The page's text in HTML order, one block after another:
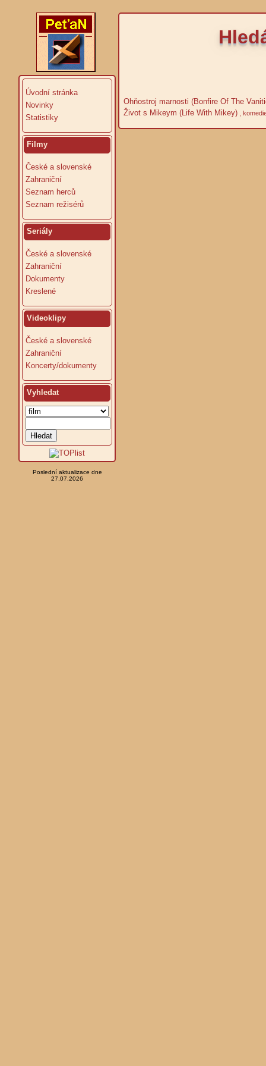
Úvodní stránka
Novinky
Statistiky
Filmy
České a slovenské
Zahraniční
Seznam herců
Seznam režisérů
Seriály
České a slovenské
Zahraniční
Dokumenty
Kreslené
Videoklipy
České a slovenské
Zahraniční
Koncerty/dokumenty
Vyhledat
Poslední aktualizace dne
27.07.2026
Ohňostroj marnosti (Bonfire Of The
Život s Mikeym (Life With Mikey) ,